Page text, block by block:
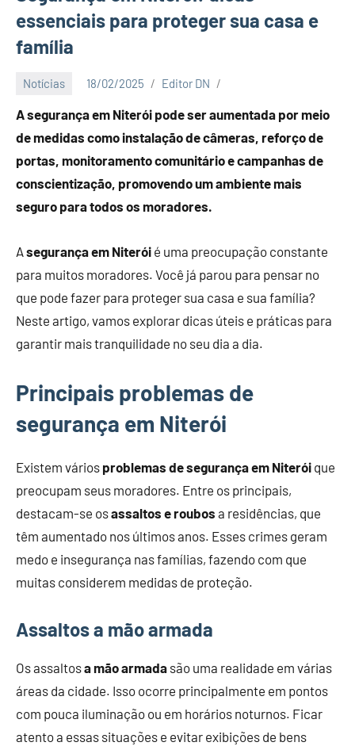
essenciais para proteger sua casa e
família
Notícias 18/02/2025 Editor DN
A segurança em Niterói pode ser aumentada por meio
de medidas como instalação de câmeras, reforço de
portas, monitoramento comunitário e campanhas de
conscientização, promovendo um ambiente mais
seguro para todos os moradores.
A segurança em Niterói é uma preocupação constante
para muitos moradores. Você já parou para pensar no
que pode fazer para proteger sua casa e sua família?
Neste artigo, vamos explorar dicas úteis e práticas para
garantir mais tranquilidade no seu dia a dia.
Principais problemas de
segurança em Niterói
Existem vários problemas de segurança em Niterói que
preocupam seus moradores. Entre os principais,
destacam-se osassaltos e roubos a residências, que
têm aumentado nos últimos anos. Esses crimes geram
medo e insegurança nas famílias, fazendo com que
muitas considerem medidas de proteção.
Assaltos a mão armada
Os assaltosa mão armada são uma realidade em várias
áreas da cidade. Isso ocorre principalmente em pontos
com pouca iluminação ou em horários noturnos. Ficar
atento a essas situações e evitar exibições de bens